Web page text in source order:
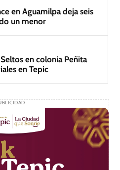
en Aguamilpa deja seis
un menor
en colonia Peñita
en Tepic